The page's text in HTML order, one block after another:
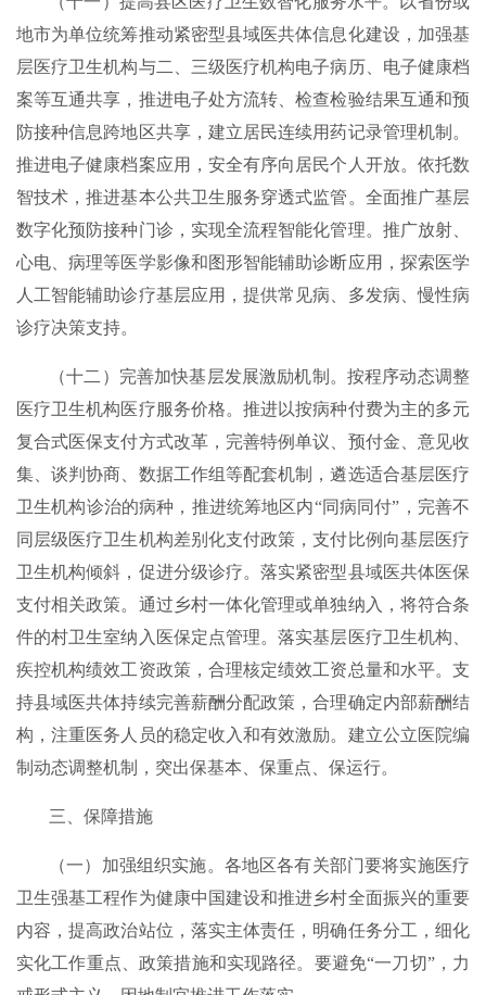
地市为单位统筹推动紧密型县域医共体信息化建设，加强基
层医疗卫生机构与二、三级医疗机构电子病历、电子健康档
案等互通共享，推进电子处方流转、检查检验结果互通和预
防接种信息跨地区共享，建立居民连续用药记录管理机制。
推进电子健康档案应用，安全有序向居民个人开放。依托数
智技术，推进基本公共卫生服务穿透式监管。全面推广基层
数字化预防接种门诊，实现全流程智能化管理。推广放射、
心电、病理等医学影像和图形智能辅助诊断应用，探索医学
人工智能辅助诊疗基层应用，提供常见病、多发病、慢性病
诊疗决策支持。
（十二）完善加快基层发展激励机制。按程序动态调整
医疗卫生机构医疗服务价格。推进以按病种付费为主的多元
复合式医保支付方式改革，完善特例单议、预付金、意见收
集、谈判协商、数据工作组等配套机制，遴选适合基层医疗
卫生机构诊治的病种，推进统筹地区内“同病同付”，完善不
同层级医疗卫生机构差别化支付政策，支付比例向基层医疗
卫生机构倾斜，促进分级诊疗。落实紧密型县域医共体医保
支付相关政策。通过乡村一体化管理或单独纳入，将符合条
件的村卫生室纳入医保定点管理。落实基层医疗卫生机构、
疾控机构绩效工资政策，合理核定绩效工资总量和水平。支
持县域医共体持续完善薪酬分配政策，合理确定内部薪酬结
构，注重医务人员的稳定收入和有效激励。建立公立医院编
制动态调整机制，突出保基本、保重点、保运行。
三、保障措施
（一）加强组织实施。各地区各有关部门要将实施医疗
卫生强基工程作为健康中国建设和推进乡村全面振兴的重要
内容，提高政治站位，落实主体责任，明确任务分工，细化
实化工作重点、政策措施和实现路径。要避免“一刀切”，力